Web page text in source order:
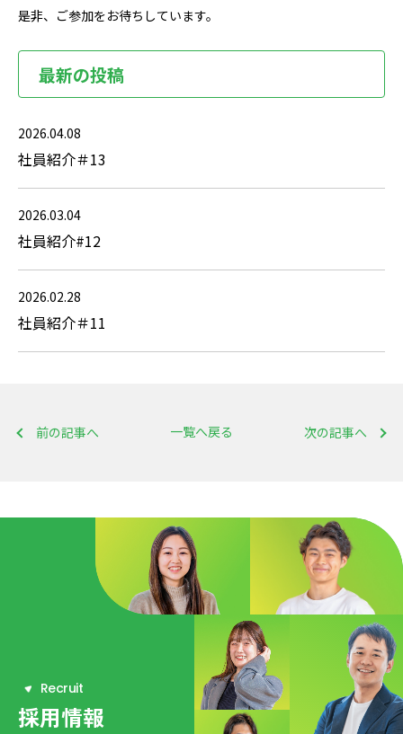
是非、ご参加をお待ちしています。
最新の投稿
2026.04.08
社員紹介＃13
2026.03.04
社員紹介#12
2026.02.28
社員紹介＃11
前の記事へ 次の記事へ
一覧へ戻る
Recruit
採用情報